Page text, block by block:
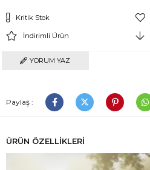
Kritik Stok
İndirimli Ürün
YORUM YAZ
Paylaş :
ÜRÜN ÖZELLIKLERI